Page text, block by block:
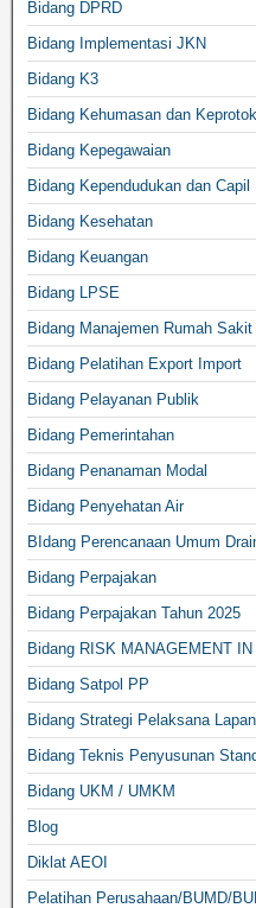
Bidang DPRD
Bidang Implementasi JKN
Bidang K3
Bidang Kehumasan dan
Bidang Kepegawaian
Bidang Kependudukan dan Capil
Bidang Kesehatan
Bidang Keuangan
Bidang LPSE
Bidang Manajemen Rumah Sakit
Bidang Pelatihan Export Import
Bidang Pelayanan Publik
Bidang Pemerintahan
Bidang Penanaman Modal
Bidang Penyehatan Air
BIdang Perencanaan Umum
Bidang Perpajakan
Bidang Perpajakan Tahun 2025
Bidang RISK MANAGEMENT
Bidang Satpol PP
Bidang Strategi Pelaksana
Bidang Teknis Penyusunan
Bidang UKM / UMKM
Blog
Diklat AEOI
Pelatihan Perusahaan/BUMD/